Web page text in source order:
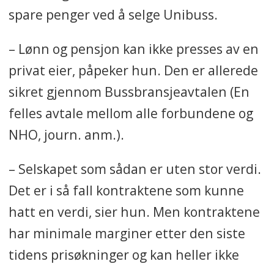
spare penger ved å selge Unibuss.
– Lønn og pensjon kan ikke presses av en
privat eier, påpeker hun. Den er allerede
sikret gjennom Bussbransjeavtalen (En
felles avtale mellom alle forbundene og
NHO, journ. anm.).
– Selskapet som sådan er uten stor verdi.
Det er i så fall kontraktene som kunne
hatt en verdi, sier hun. Men kontraktene
har minimale marginer etter den siste
tidens prisøkninger og kan heller ikke